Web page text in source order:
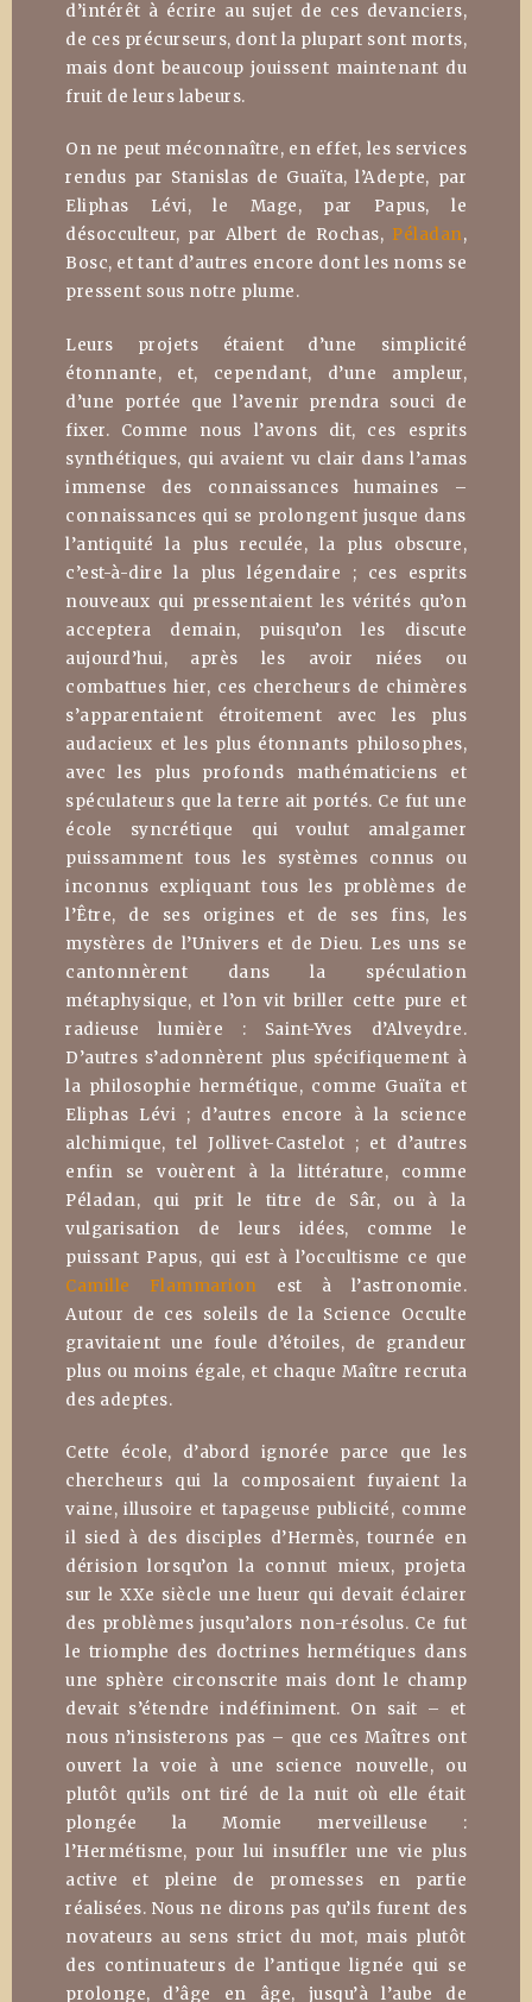
d’intérêt à écrire au sujet de ces devanciers,
de ces précurseurs, dont la plupart sont morts,
mais dont beaucoup jouissent maintenant du
fruit de leurs labeurs.
On ne peut méconnaître, en effet, les services
rendus par Stanislas de Guaïta, l’Adepte, par
Eliphas Lévi, le Mage, par Papus, le
désocculteur, par Albert de Rochas, Péladan,
Bosc, et tant d’autres encore dont les noms se
pressent sous notre plume.
Leurs projets étaient d’une simplicité
étonnante, et, cependant, d’une ampleur,
d’une portée que l’avenir prendra souci de
fixer. Comme nous l’avons dit, ces esprits
synthétiques, qui avaient vu clair dans l’amas
immense des connaissances humaines –
connaissances qui se prolongent jusque dans
l’antiquité la plus reculée, la plus obscure,
c’est-à-dire la plus légendaire ; ces esprits
nouveaux qui pressentaient les vérités qu’on
acceptera demain, puisqu’on les discute
aujourd’hui, après les avoir niées ou
combattues hier, ces chercheurs de chimères
s’apparentaient étroitement avec les plus
audacieux et les plus étonnants philosophes,
avec les plus profonds mathématiciens et
spéculateurs que la terre ait portés. Ce fut une
école syncrétique qui voulut amalgamer
puissamment tous les systèmes connus ou
inconnus expliquant tous les problèmes de
l’Être, de ses origines et de ses fins, les
mystères de l’Univers et de Dieu. Les uns se
cantonnèrent dans la spéculation
métaphysique, et l’on vit briller cette pure et
radieuse lumière : Saint-Yves d’Alveydre.
D’autres s’adonnèrent plus spécifiquement à
la philosophie hermétique, comme Guaïta et
Eliphas Lévi ; d’autres encore à la science
alchimique, tel Jollivet-Castelot ; et d’autres
enfin se vouèrent à la littérature, comme
Péladan, qui prit le titre de Sâr, ou à la
vulgarisation de leurs idées, comme le
puissant Papus, qui est à l’occultisme ce que
Camille Flammarion est à l’astronomie.
Autour de ces soleils de la Science Occulte
gravitaient une foule d’étoiles, de grandeur
plus ou moins égale, et chaque Maître recruta
des adeptes.
Cette école, d’abord ignorée parce que les
chercheurs qui la composaient fuyaient la
vaine, illusoire et tapageuse publicité, comme
il sied à des disciples d’Hermès, tournée en
dérision lorsqu’on la connut mieux, projeta
sur le XXe siècle une lueur qui devait éclairer
des problèmes jusqu’alors non-résolus. Ce fut
le triomphe des doctrines hermétiques dans
une sphère circonscrite mais dont le champ
devait s’étendre indéfiniment. On sait – et
nous n’insisterons pas – que ces Maîtres ont
ouvert la voie à une science nouvelle, ou
plutôt qu’ils ont tiré de la nuit où elle était
plongée la Momie merveilleuse :
l’Hermétisme, pour lui insuffler une vie plus
active et pleine de promesses en partie
réalisées. Nous ne dirons pas qu’ils furent des
novateurs au sens strict du mot, mais plutôt
des continuateurs de l’antique lignée qui se
prolonge, d’âge en âge, jusqu’à l’aube de